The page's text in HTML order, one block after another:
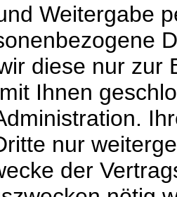
Weitergabe
diese nur zur
Ihnen
nur
der